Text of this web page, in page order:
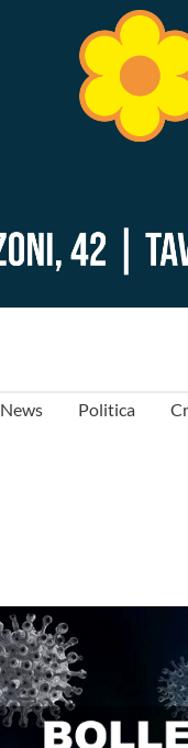
News Politica